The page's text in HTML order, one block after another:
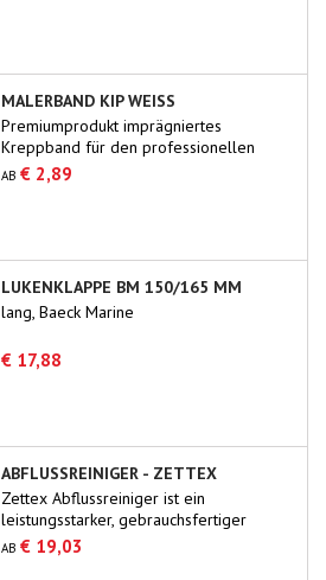
MALERBAND KIP WEISS
Premiumprodukt imprägniertes
Kreppband für den professionellen
Gebrauch.
AB € 2,89
LUKENKLAPPE BM 150/165 MM
lang, Baeck Marine
€ 17,88
ABFLUSSREINIGER - ZETTEX
Zettex Abflussreiniger ist ein
leistungsstarker, gebrauchsfertiger
Reiniger, der alle Verstopfungen in
Abflüssen schnell beseitigt.Organische
AB € 19,03